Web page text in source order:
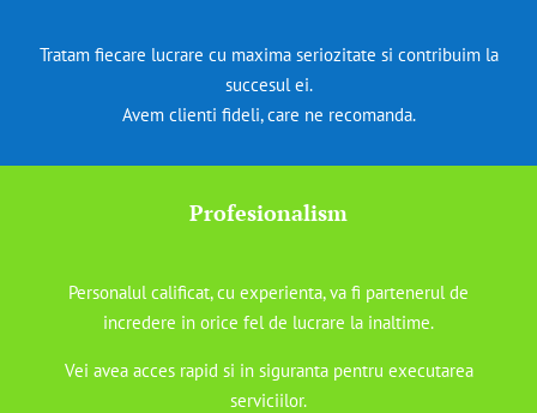
Tratam fiecare lucrare cu maxima seriozitate si contribuim la
succesul ei.
Avem clienti fideli, care ne recomanda.
Profesionalism
Personalul calificat, cu experienta, va fi partenerul de
incredere in orice fel de lucrare la inaltime.
Vei avea acces rapid si in siguranta pentru executarea
serviciilor.